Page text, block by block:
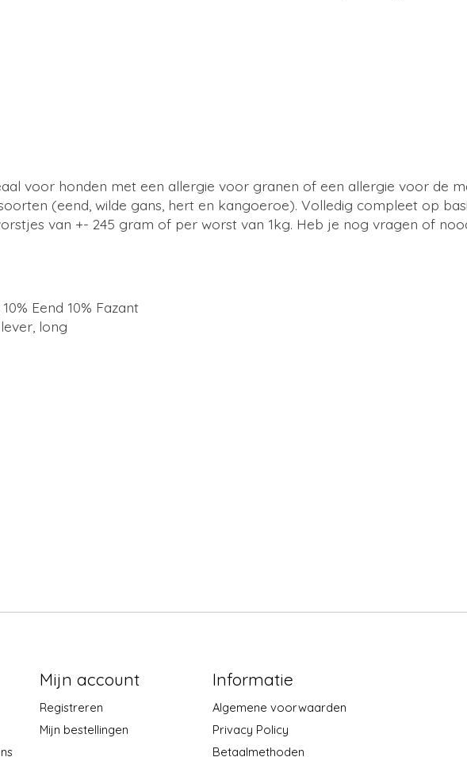
voor honden met een allergie voor granen of een allergie voor de
(eend, wilde gans, hert en kangoeroe). Volledig compleet op
van +- 245 gram of per worst van 1kg. Heb je nog vragen of
Eend 10% Fazant
long
Mijn account
Registreren
Mijn bestellingen
Informatie
Algemene voorwaarden
Privacy Policy
Betaalmethoden